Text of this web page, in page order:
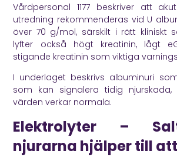
Vårdpersonal 1177 beskriver att
utredning rekommenderas vid U
över 70 g/mol, särskilt i rätt kliniskt
lyfter också högt kreatinin, lågt
stigande kreatinin som viktiga
I underlaget beskrivs albuminuri
som kan signalera tidig
värden verkar normala.
Elektrolyter –
njurarna hjälper till